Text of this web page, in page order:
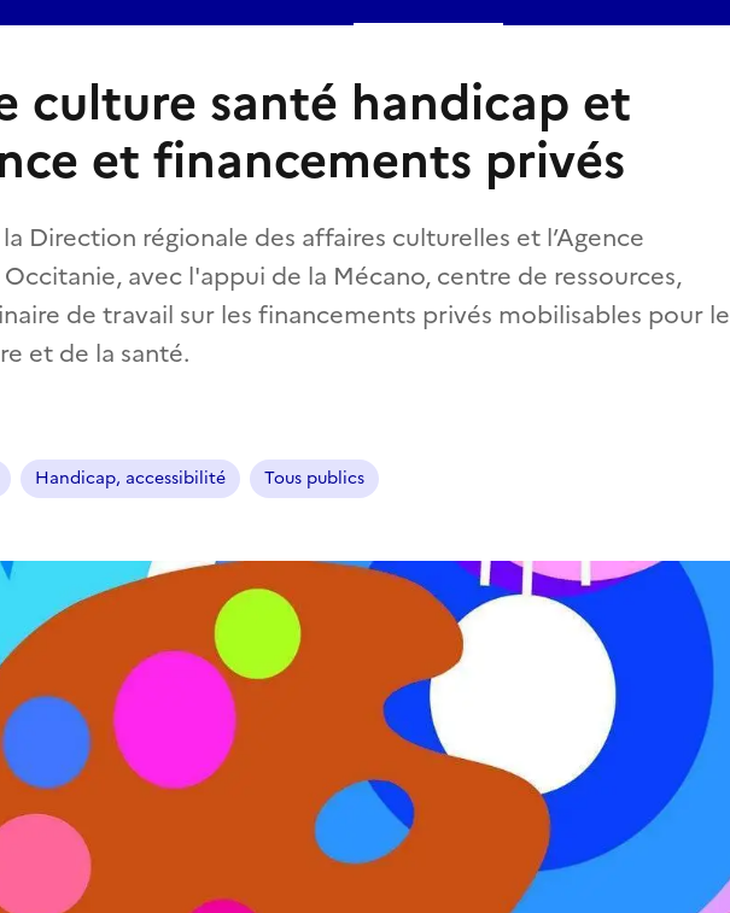
culture santé handicap et
et financements privés
Direction régionale des affaires culturelles et l’Agence
avec l'appui de la Mécano, centre de ressources,
de travail sur les financements privés mobilisables pour le
et de la santé.
Handicap, accessibilité Tous publics